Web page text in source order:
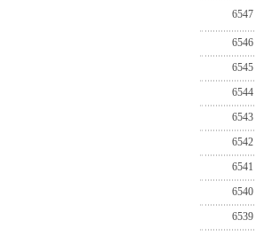
6547
6546
6545
6544
6543
6542
6541
6540
6539